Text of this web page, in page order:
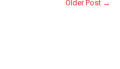
Older Post →